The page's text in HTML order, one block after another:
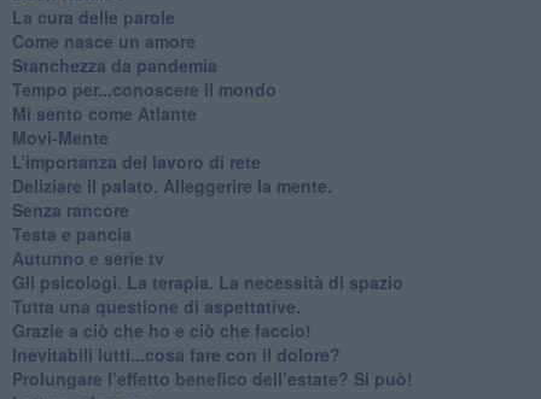
​La cura delle parole
​Come nasce un amore
Stanchezza da pandemia
​Tempo per...conoscere il mondo
​Mi sento come Atlante
​Movi-Mente
​L’importanza del lavoro di rete
​Deliziare il palato. Alleggerire la mente.
​Senza rancore
​Testa e pancia
​Autunno e serie tv
​Gli psicologi. La terapia. La necessità di spazio
​Tutta una questione di aspettative.
​Grazie a ciò che ho e ciò che faccio!
​Inevitabili lutti...cosa fare con il dolore?
Prolungare l’effetto benefico dell’estate? Si può!